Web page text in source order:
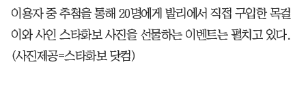
이용자 중 추첨을 통해 20명에게 발리에서 직접 구입한 목걸
이와 사인 스타화보 사진을 선물하는 이벤트는 펼치고 있다.
(사진제공=스타화보 닷컴)